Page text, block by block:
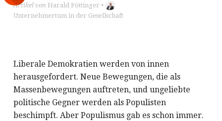
Artikel von Harald Pöttinger •
Unternehmertum in der Gesellschaft
Liberale Demokratien werden von innen
herausgefordert. Neue Bewegungen, die als
Massenbewegungen auftreten, und ungeliebte
politische Gegner werden als Populisten
beschimpft. Aber Populismus gab es schon immer.